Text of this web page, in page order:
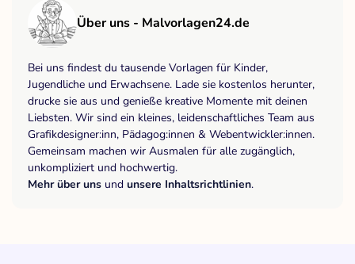
Über uns - Malvorlagen24.de
Bei uns findest du tausende Vorlagen für Kinder,
Jugendliche und Erwachsene. Lade sie kostenlos herunter,
drucke sie aus und genieße kreative Momente mit deinen
Liebsten. Wir sind ein kleines, leidenschaftliches Team aus
Grafikdesigner:inn, Pädagog:innen & Webentwickler:innen.
Gemeinsam machen wir Ausmalen für alle zugänglich,
unkompliziert und hochwertig.
Mehr über uns und unsere Inhaltsrichtlinien.